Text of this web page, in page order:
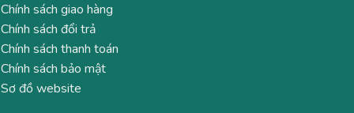
Chính sách giao hàng
Chính sách đổi trả
Chính sách thanh toán
Chính sách bảo mật
Sơ đồ website